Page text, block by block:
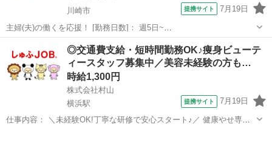
川崎市
提携サイト 7月19日
主婦(夫)の働くを応援！ [勤務日数]： 週5日~
09:00~22:00/09:00~19:00/12:00~22:00 月/火/水/木/金/土 などから選べ
ます [勤務地・最寄駅]： 神奈川県川崎市高津区溝口2丁目7...
川崎市 エステ
◎交通費支給・短時間勤務OK♪痩身ビューテ
ィースタッフ募集中／美容未経験の方も…
時給1,300円
株式会社村山
横浜駅
提携サイト 7月19日
仕事内容： ＼未経験OK!丁寧な研修で安心スタート♪／ 健康やせ専門